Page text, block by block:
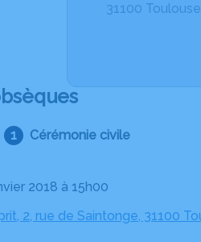
31100 Toulouse
Cérémonie civile
2018 à 15h00
2, rue de Saintonge, 31100